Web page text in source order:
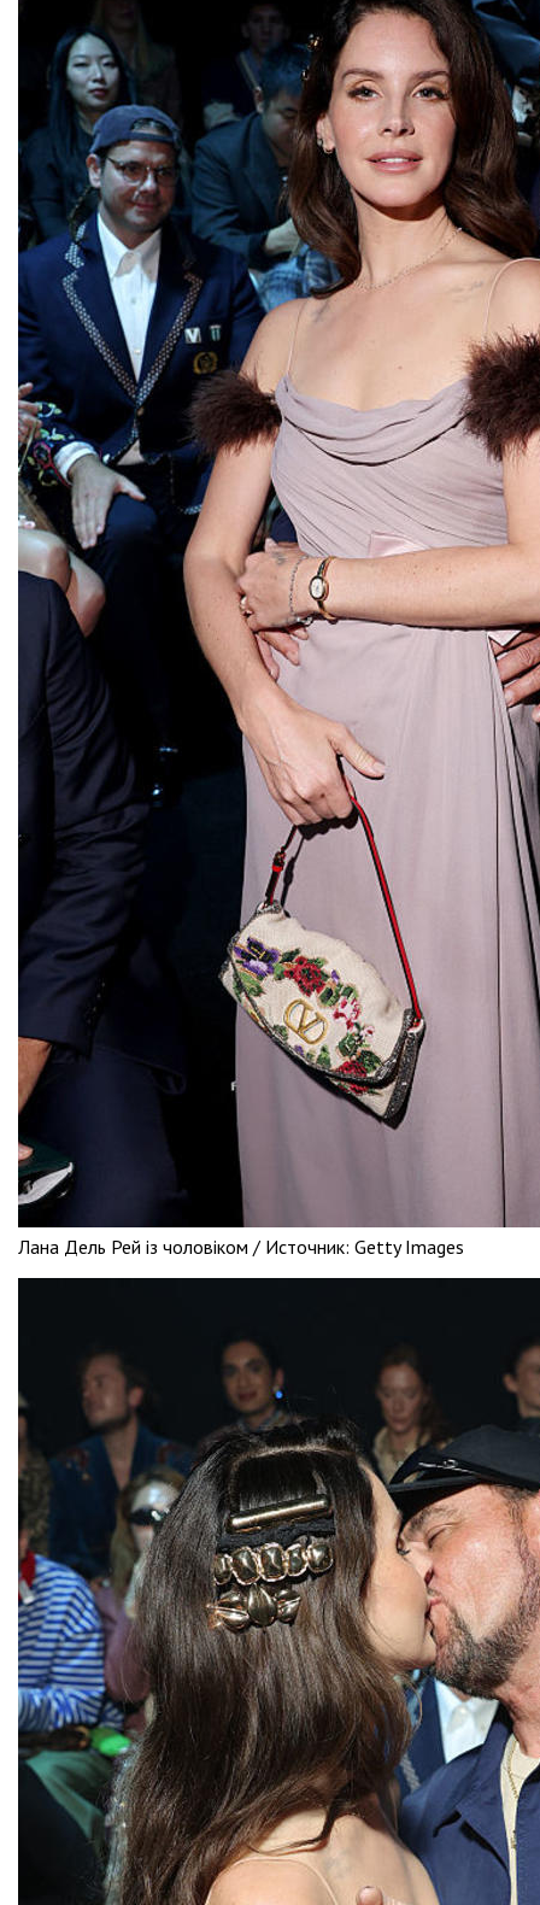
Лана Дель Рей із чоловіком / Источник: Getty Images